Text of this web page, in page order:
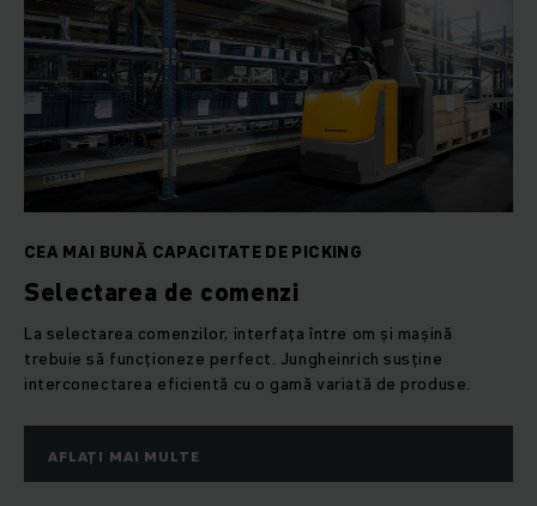
CEA MAI BUNĂ CAPACITATE DE PICKING
Selectarea de comenzi
La selectarea comenzilor, interfața între om și mașină
trebuie să funcționeze perfect. Jungheinrich susține
interconectarea eficientă cu o gamă variată de produse.
AFLAȚI MAI MULTE